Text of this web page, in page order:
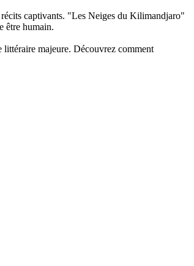
captivants. "Les Neiges du Kilimandjaro"
être humain.
majeure. Découvrez comment